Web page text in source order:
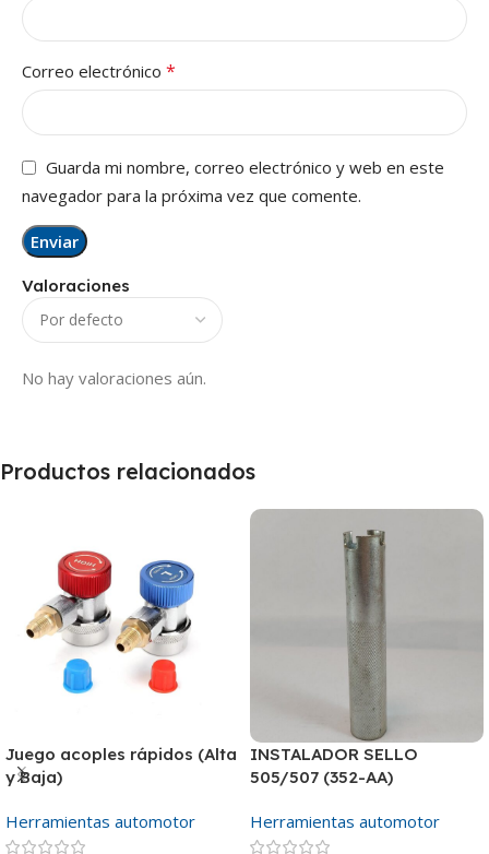
Valoraciones
No hay valoraciones aún.
Correo electrónico *
Guarda mi nombre, correo electrónico y web en este
navegador para la próxima vez que comente.
Productos relacionados
Juego acoples rápidos (Alta
y Baja)
Herramientas automotor
INSTALADOR SELLO
505/507 (352-AA)
Herramientas automotor